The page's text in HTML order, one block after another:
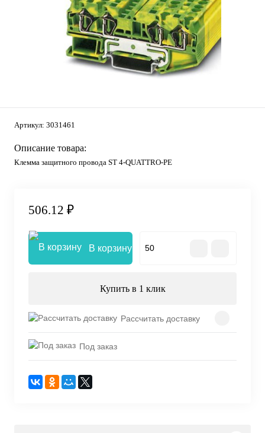
Артикул: 3031461
Описание товара:
Клемма защитного провода ST 4-QUATTRO-PE
506.12 ₽
В корзину
Купить в 1 клик
Рассчитать доставку
Под заказ